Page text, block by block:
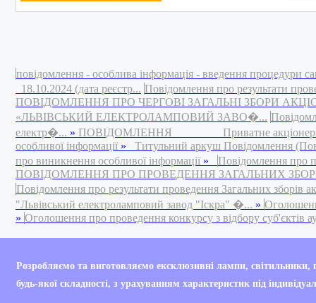
повідомлення - особлива інформація - введення процедури
18.10.2024 (дата реєстр... Повідомлення про результати
ПОВІДОМЛЕННЯ ПРО ЧЕРГОВІ ЗАГАЛЬНІ ЗБОРИ
«ЛЬВІВСЬКИЙ ЕЛЕКТРОЛАМПОВИЙ ЗАВО�...
електр�... » ПОВІДОМЛЕННЯ Приватне акціонерне
особливої інформації »
Титульний аркуш Повідомлення
про виникнення особливої інформації »
Повідомлення про
ПОВІДОМЛЕННЯ ПРО ПРОВЕДЕННЯ ЗАГАЛЬНИХ
Повідомлення про результати проведення Загальних зборів
"Львівський електроламповий завод "Іскра" �... »
» Оголошення про проведення конкурсу з відбору суб'єктів
Розробляємо та виготовляємо ексклюзивні лампи, світильники,
будь-якої складності, з урахуванням характеристик під
Your are currently
Internet Explorer 6